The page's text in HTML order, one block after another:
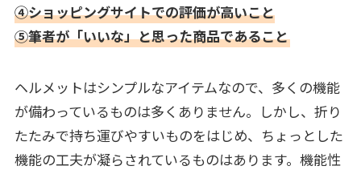
④ショッピングサイトでの評価が高いこと
⑤筆者が「いいな」と思った商品であること
ヘルメットはシンプルなアイテムなので、多くの機能
が備わっているものは多くありません。しかし、折り
たたみで持ち運びやすいものをはじめ、ちょっとした
機能の工夫が凝らされているものはあります。機能性